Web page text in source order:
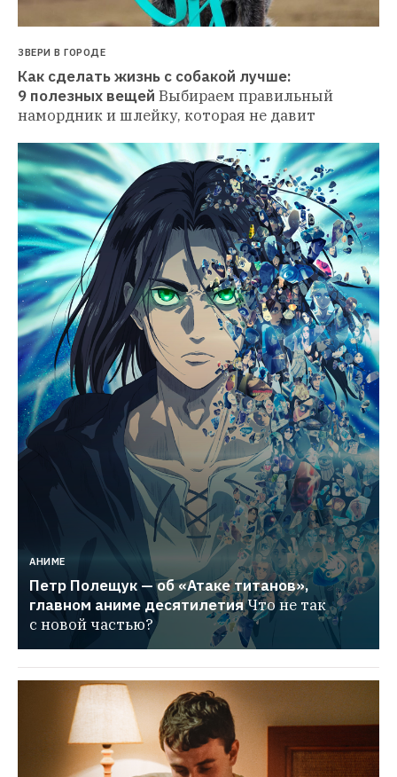
ЗВЕРИ В ГОРОДЕ
Как сделать жизнь с собакой лучше:
9 полезных вещей Выбираем правильный
намордник и шлейку, которая не давит
АНИМЕ
Петр Полещук — об «Атаке титанов»,
главном аниме десятилетияЧто не так
с новой частью?